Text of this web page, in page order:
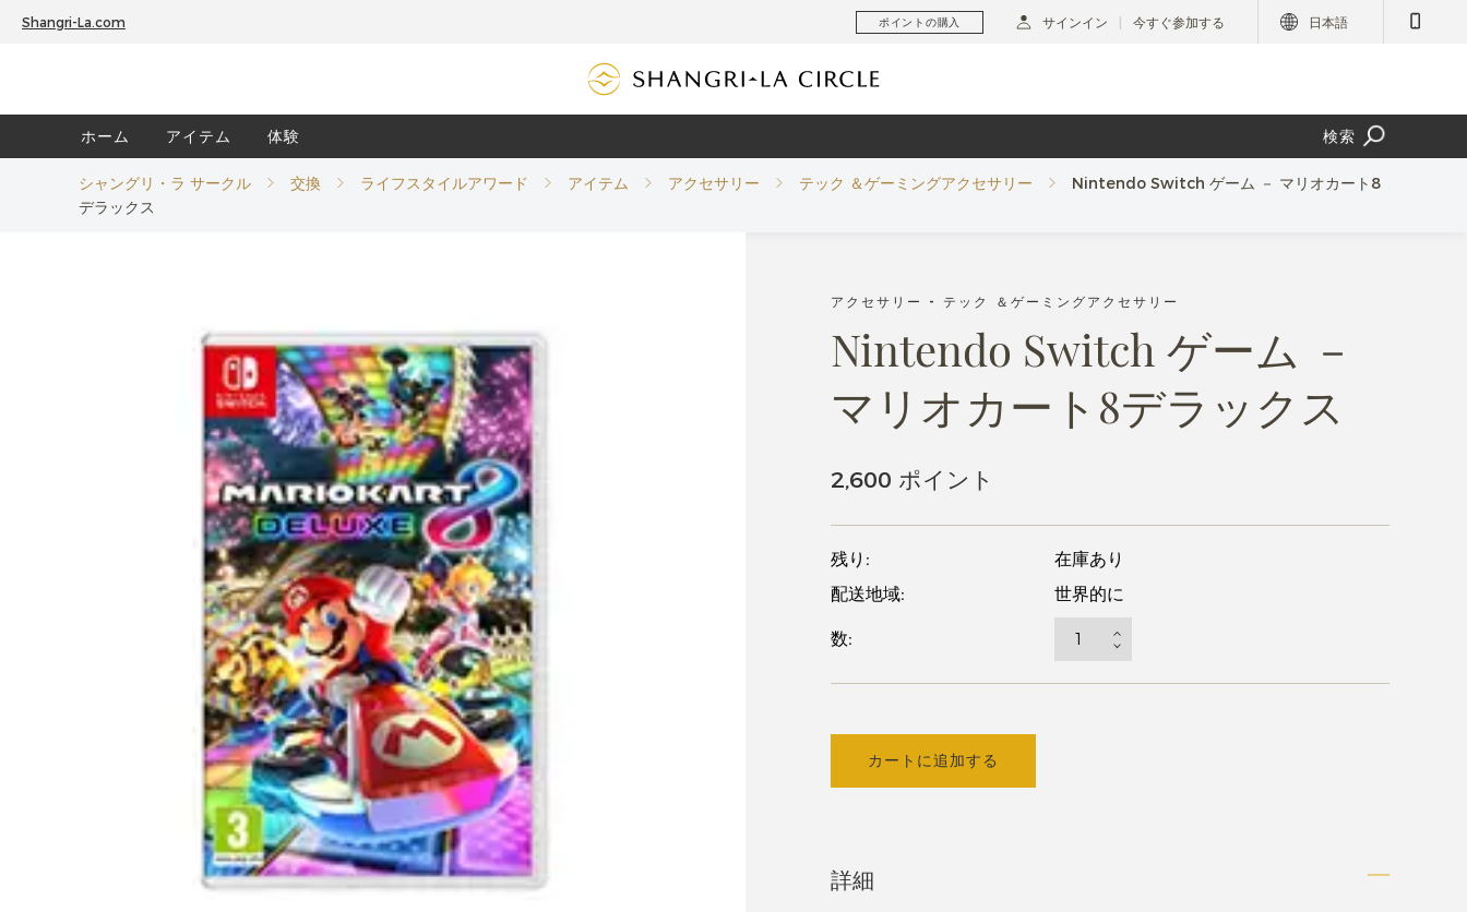
Shangri-La.com ポイントの購入 サインイン 今すぐ参加する 日本語
ホーム アイテム 体験 検索
シャングリ・ラ サークル 交換 ライフスタイルアワード アイテム アクセサリー テック ＆ゲーミングアクセサリー
Nintendo Switch ゲーム － マリオカート8
デラックス
アクセサリー - テック ＆ゲーミングアクセサリー
Nintendo Switch ゲーム －
マリオカート8デラックス
2,600 ポイント
残り:
在庫あり
配送地域:
世界的に
数:
カートに追加する
詳細